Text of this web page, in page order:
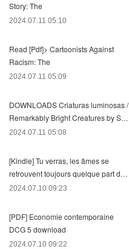
Story: The
2024.07.11 05:10
Read [Pdf]> Cartoonists Against
Racism: The
2024.07.11 05:09
DOWNLOADS Criaturas luminosas /
Remarkably Bright Creatures by S…
2024.07.11 05:08
[Kindle] Tu verras, les âmes se
retrouvent toujours quelque part d…
2024.07.10 09:23
[PDF] Economie contemporaine
DCG 5 download
2024.07.10 09:22